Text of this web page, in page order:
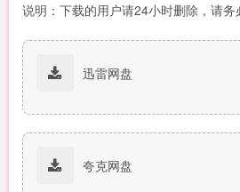
说明：下载的用户请24小时删除，请务
迅雷网盘
夸克网盘